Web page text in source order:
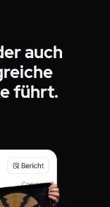
auch
führt.